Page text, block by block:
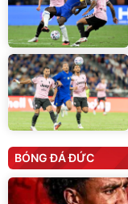
BÓNG ĐÁ ĐỨC